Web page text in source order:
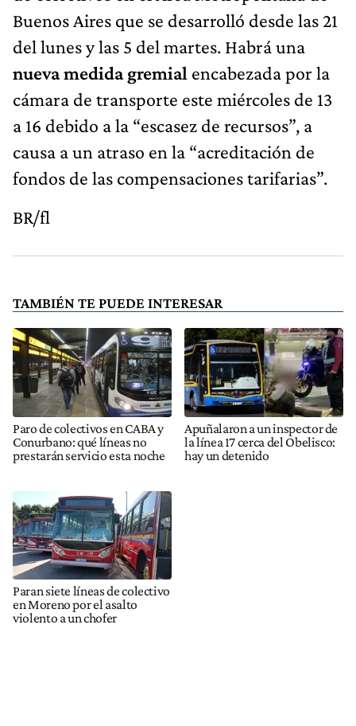
Buenos Aires que se desarrolló desde las 21
del lunes y las 5 del martes. Habrá una
nueva medida gremial encabezada por la
cámara de transporte este miércoles de 13
a 16 debido a la “escasez de recursos”, a
causa a un atraso en la “acreditación de
fondos de las compensaciones tarifarias”.
BR/fl
TAMBIÉN TE PUEDE INTERESAR
Paro de colectivos en CABA y
Conurbano: qué líneas no
prestarán servicio esta noche
Apuñalaron a un inspector de
la línea 17 cerca del Obelisco:
hay un detenido
Paran siete líneas de colectivo
en Moreno por el asalto
violento a un chofer